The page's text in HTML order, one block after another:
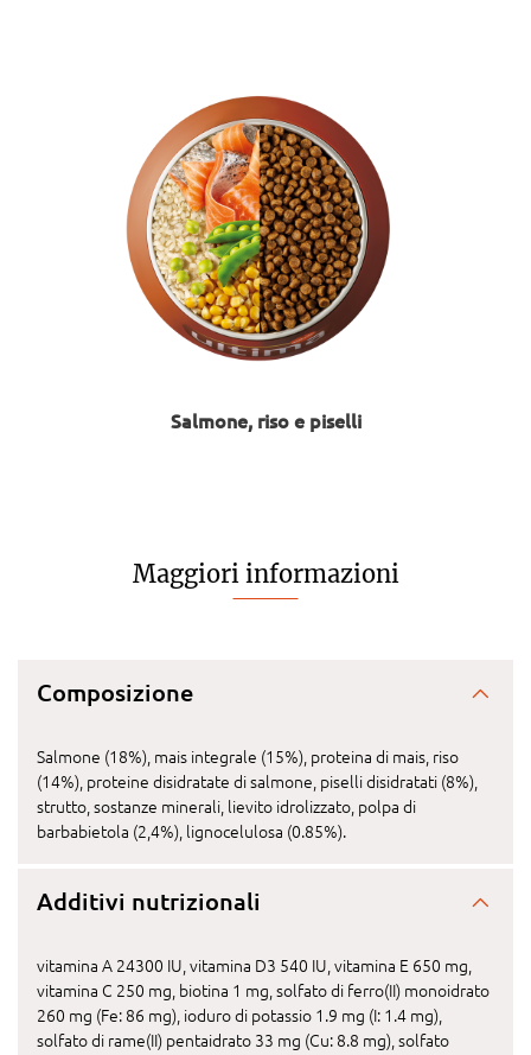
Salmone, riso e piselli
Maggiori informazioni
Composizione
Salmone (18%), mais integrale (15%), proteina di mais, riso
(14%), proteine disidratate di salmone, piselli disidratati (8%),
strutto, sostanze minerali, lievito idrolizzato, polpa di
barbabietola (2,4%), lignocelulosa (0.85%).
Additivi nutrizionali
vitamina A 24300 IU, vitamina D3 540 IU, vitamina E 650 mg,
vitamina C 250 mg, biotina 1 mg, solfato di ferro(II) monoidrato
260 mg (Fe: 86 mg), ioduro di potassio 1.9 mg (I: 1.4 mg),
solfato di rame(II) pentaidrato 33 mg (Cu: 8.8 mg), solfato